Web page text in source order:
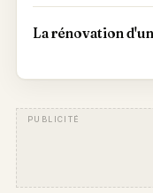
La rénovation